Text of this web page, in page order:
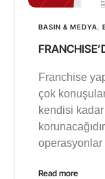
BASIN & MEDYA
Franchise
çok
kendisi kadar
operasyonlar
Read more